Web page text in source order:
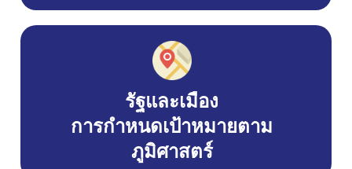
รัฐและเมือง
การกำหนดเป้าหมายตาม
ภูมิศาสตร์